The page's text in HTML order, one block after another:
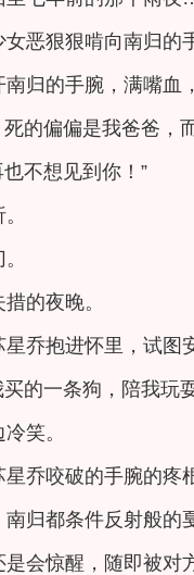
恶狠狠啃向南归的
归的手腕，满嘴血
的偏偏是我爸爸，
不想见到你！”
的夜晚。
乔抱进怀里，试图
的一条狗，陪我玩
笑。
乔咬破的手腕的疼
归都条件反射般的
会惊醒，随即被对